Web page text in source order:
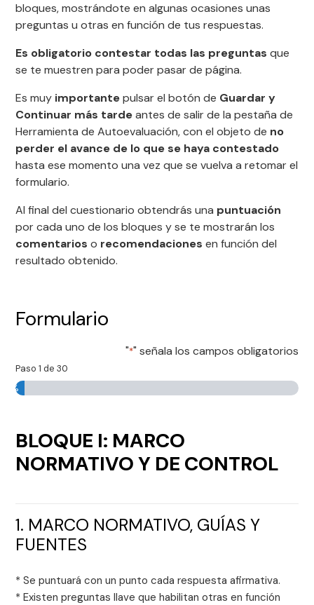
bloques, mostrándote en algunas ocasiones unas
preguntas u otras en función de tus respuestas.
Es obligatorio contestar todas las preguntas que
se te muestren para poder pasar de página.
Es muy importantepulsar el botón de Guardar y
Continuar más tardeantes de salir de la pestaña de
Herramienta de Autoevaluación, con el objeto de no
perder el avance de lo que se haya contestado
hasta ese momento una vez que se vuelva a retomar el
formulario.
Al final del cuestionario obtendrás una puntuación
por cada uno de los bloques y se te mostrarán los
comentarios o recomendaciones en función del
resultado obtenido.
Formulario
"*" señala los campos obligatorios
Paso1 de30
3%
BLOQUE I: MARCO
NORMATIVO Y DE CONTROL
1. MARCO NORMATIVO, GUÍAS Y
FUENTES
* Se puntuará con un punto cada respuesta afirmativa.
* Existen preguntas llave que habilitan otras en función